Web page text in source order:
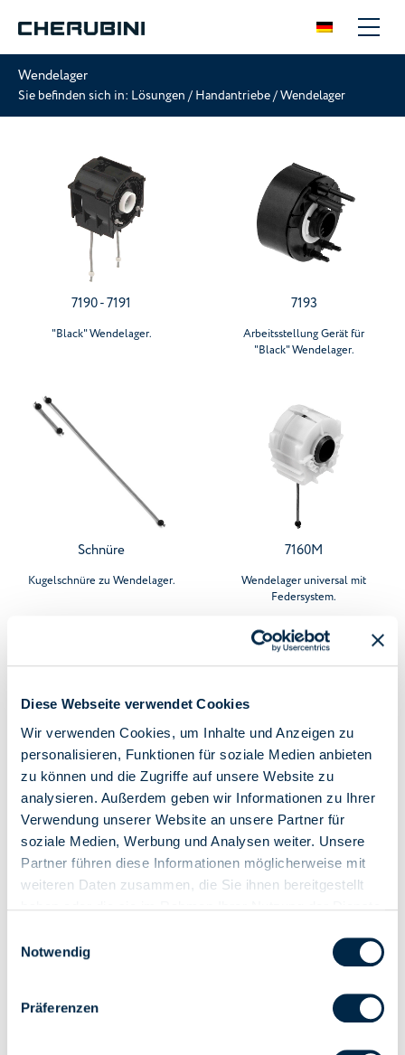
Diese Webseite verwendet Cookies
Wir verwenden Cookies, um Inhalte und Anzeigen zu
personalisieren, Funktionen für soziale Medien anbieten
zu können und die Zugriffe auf unsere Website zu
analysieren. Außerdem geben wir Informationen zu Ihrer
Verwendung unserer Website an unsere Partner für
soziale Medien, Werbung und Analysen weiter. Unsere
Partner führen diese Informationen möglicherweise mit
weiteren Daten zusammen, die Sie ihnen bereitgestellt
Notwendig
Präferenzen
Wendelager
Sie befinden sich in: Lösungen / Handantriebe/Wendelager
7190 - 7191
"Black" Wendelager.
7193
Arbeitsstellung Gerät für
"Black" Wendelager.
Schnüre
Kugelschnüre zu Wendelager.
7160M
Wendelager universal mit
Federsystem.
7160C
Wendelager universal mit Keil-
Bremssystem.
7161CP3
Wendelager universal mit
Arbeitsstellung.